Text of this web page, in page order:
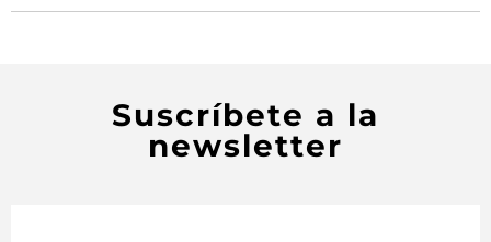
Suscríbete a la
newsletter